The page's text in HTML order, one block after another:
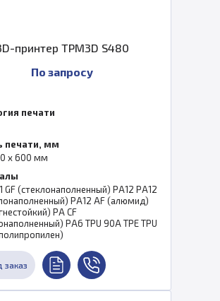
принтер TPM3D S480
По запросу
печати
печати, мм
x 600 мм
GF (стеклонаполненный) PA12 PA12
PA12 AF (алюмид)
PA CF
PA6 TPU 90A TPE TPU
заказ